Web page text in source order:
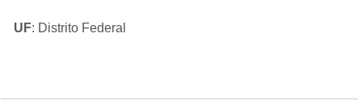
UF: Distrito Federal